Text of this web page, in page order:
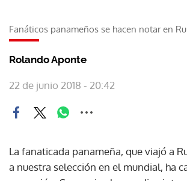
Fanáticos panameños se hacen notar en
Rolando Aponte
22 de junio 2018 - 20:42
La fanaticada panameña, que viajó a
a nuestra selección en el mundial, ha